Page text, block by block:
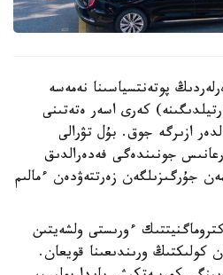
پوتەنتسياسىنا نەمەسە
كەرى اسەر ەتەتىنى
ازىرگە جوق. بۇل تۋرالى
جونىندەگى فەدەرالدىق
جۇرگىزىلگەن زەرتتەۋدەن ءمالىم
ءورىستى ولشەيتىن
كولىكتىڭ ورىندىعىنا قويعان.